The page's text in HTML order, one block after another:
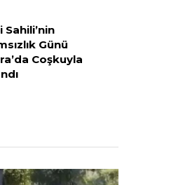
Sahili’nin
Günü
Coşkuyla